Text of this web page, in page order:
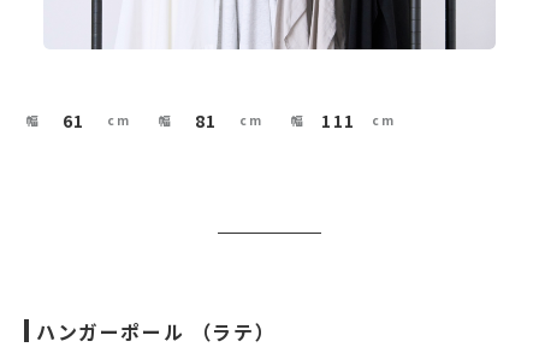
61 81 111
ハンガーポール （ラテ）